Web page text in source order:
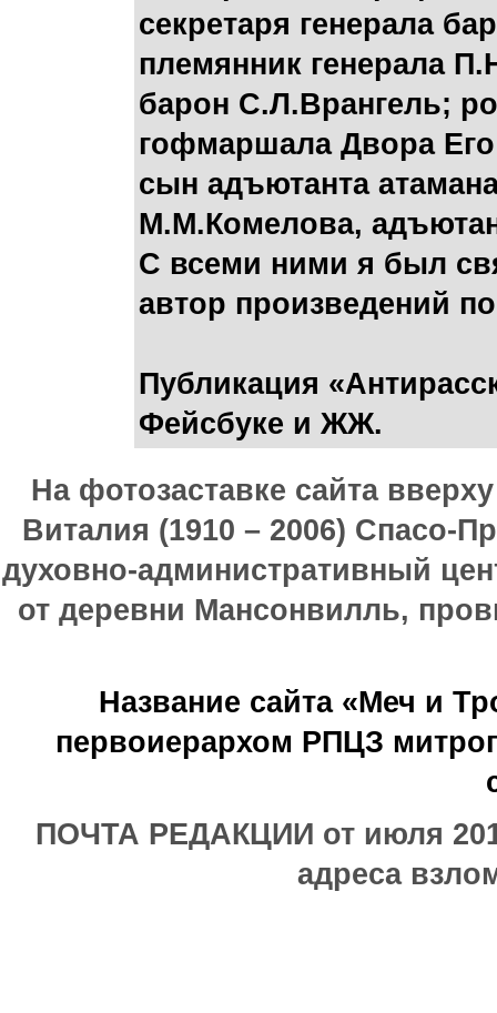
секретаря генерала
племянник генерала
барон С.Л.Врангель;
гофмаршала Двора
сын адъютанта
М.М.Комелова,
С всеми ними я был
автор произведений
Публикация
Фейсбуке и ЖЖ.
На фотозаставке сайта
Виталия (1910 – 2006) Спасо-
духовно-административный
от деревни Мансонвилль,
Название сайта «Меч и
первоиерархом РПЦЗ
ПОЧТА РЕДАКЦИИ от июля
адреса